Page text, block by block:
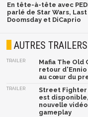
En tête-à-tête avec
parlé de Star Wars,
Doomsday et DiCaprio
AUTRES TRAILERS
TRAILER
Mafia The Old
retour
au cœur du
TRAILER
Street Fighter
est
nouvelle
gameplay